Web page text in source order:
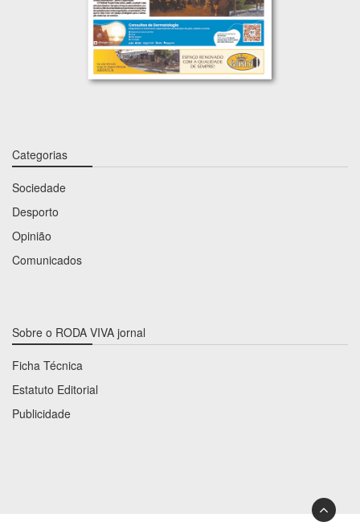
Categorias
Sociedade
Desporto
Opinião
Comunicados
Sobre o RODA VIVA jornal
Ficha Técnica
Estatuto Editorial
Publicidade